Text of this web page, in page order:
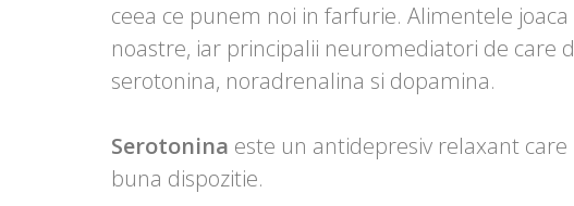
ceea ce punem noi in farfurie. Alimentele
noastre, iar principalii neuromediatori de care
serotonina, noradrenalina si dopamina.
Serotonina este un antidepresiv relaxant
buna dispozitie.